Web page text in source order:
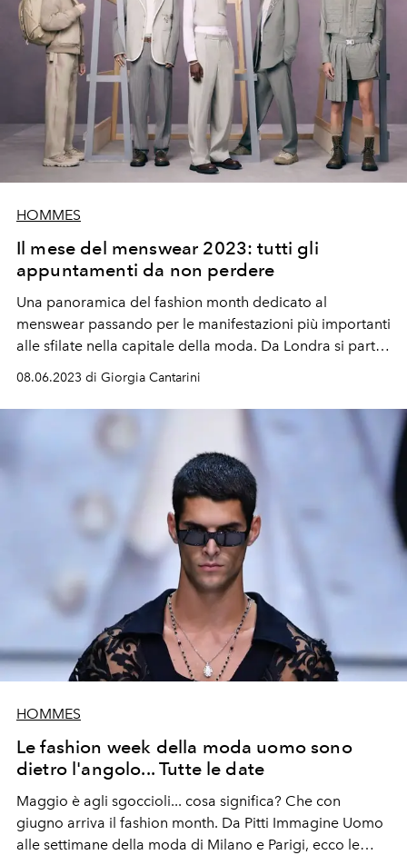
HOMMES
Il mese del menswear 2023: tutti gli
appuntamenti da non perdere
Una panoramica del fashion month dedicato al
menswear passando per le manifestazioni più importanti
alle sfilate nella capitale della moda. Da Londra si parte
per andare a Firenze da Pitti, passando per Milano e
concludendo a Parigi. Tutto quello che sappiamo finora
sulle prossime sfilate dedicate alla primavera-estate
2024, dal debutto di Pharrell Williams da Louis Vuitton
all'apparizione di Fendi a Pitti Uomo
08.06.2023 di Giorgia Cantarini
HOMMES
Le fashion week della moda uomo sono
dietro l'angolo... Tutte le date
Maggio è agli sgoccioli... cosa significa? Che con
giugno arriva il fashion month. Da Pitti Immagine Uomo
alle settimane della moda di Milano e Parigi, ecco le